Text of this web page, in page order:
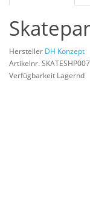
Hersteller DH Konzept
Artikelnr. SKATESHP007
Verfügbarkeit Lagernd